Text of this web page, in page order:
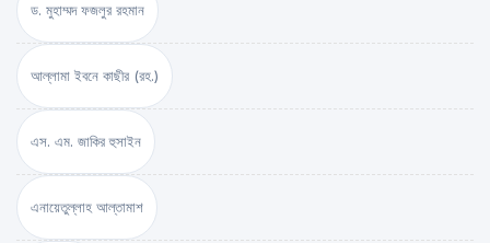
ড. মুহাম্মদ ফজলুর রহমান
আল্লামা ইবনে কাছীর (রহ.)
এস. এম. জাকির হুসাইন
এনায়েতুল্লাহ আল্‌তামাশ